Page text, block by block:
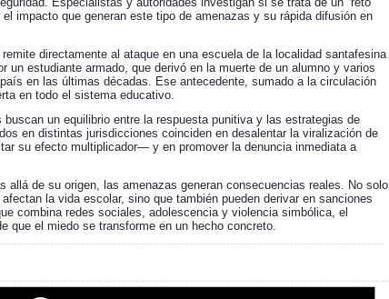
impacto que generan este tipo de amenazas y su rápida difusión en
directamente al ataque en una escuela de la localidad santafesina
un estudiante armado, que derivó en la muerte de un alumno y varios
en las últimas décadas. Ese antecedente, sumado a la circulación
en todo el sistema educativo.
un equilibrio entre la respuesta punitiva y las estrategias de
en distintas jurisdicciones coinciden en desalentar la viralización de
su efecto multiplicador— y en promover la denuncia inmediata a
allá de su origen, las amenazas generan consecuencias reales. No solo
la vida escolar, sino que también pueden derivar en sanciones
combina redes sociales, adolescencia y violencia simbólica, el
que el miedo se transforme en un hecho concreto.